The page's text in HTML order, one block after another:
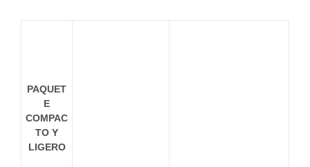
PAQUET
E
COMPAC
TO Y
LIGERO